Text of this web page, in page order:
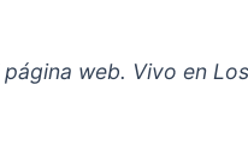
web. Vivo en